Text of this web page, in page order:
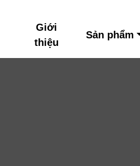
Giới
thiệu
Sản phẩm